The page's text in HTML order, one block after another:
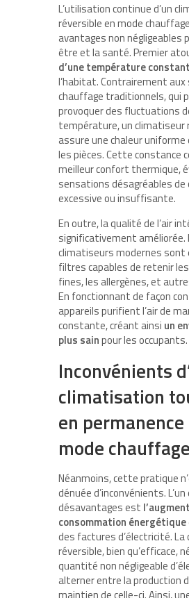
L’utilisation continue d’un
réversible en mode
avantages non négligeables
être et la santé. Premier
d’une température
l’habitat. Contrairement
chauffage traditionnels, qui
provoquer des fluctuations
température, un climatiseur
assure une chaleur
les pièces. Cette constance
meilleur confort thermique,
sensations désagréables de
excessive ou insuffisante.
En outre, la qualité de l’air
significativement améliorée.
climatiseurs modernes sont
filtres capables de retenir
fines, les allergènes, et
En fonctionnant de façon
appareils purifient l’air de
constante, créant ainsi un
plus sainpour les occupants.
Inconvénients
climatisation
en permanence
mode chauffage
Néanmoins, cette pratique
dénuée d’inconvénients.
désavantages est
consommation énergétique
des factures d’électricité.
réversible, bien qu’efficace,
quantité non négligeable
alterner entre la production